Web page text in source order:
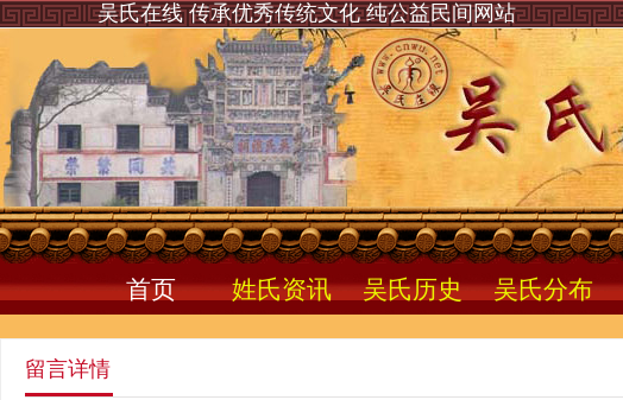
吴氏在线 传承优秀传统文化 纯公益民间网站
首页 姓氏资讯 吴氏历史 吴氏分布
留言详情